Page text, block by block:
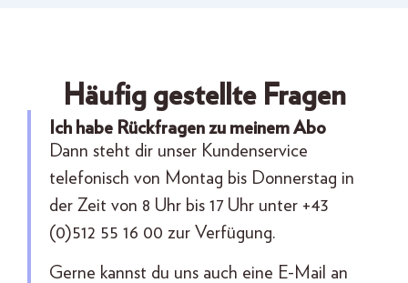
Häufig gestellte Fragen
Ich habe Rückfragen zu meinem Abo
Dann steht dir unser Kundenservice
telefonisch von Montag bis Donnerstag in
der Zeit von 8 Uhr bis 17 Uhr unter +43
(0)512 55 16 00 zur Verfügung.
Gerne kannst du uns auch eine E-Mail an